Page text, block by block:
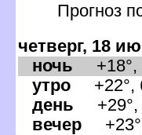
Прогноз
четверг, 18
ночь +18°,
утро +22°,
день +29°,
ечер +23°,